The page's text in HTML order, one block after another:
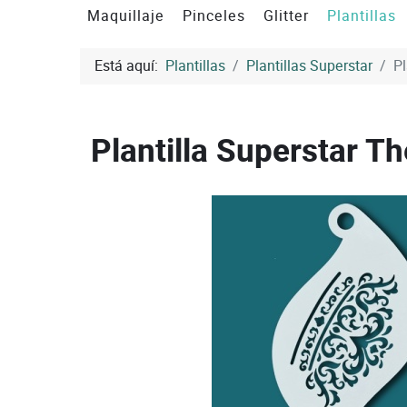
Maquillaje Pinceles Glitter Plantillas
Está aquí: Plantillas Plantillas Superstar
Plantilla Superstar